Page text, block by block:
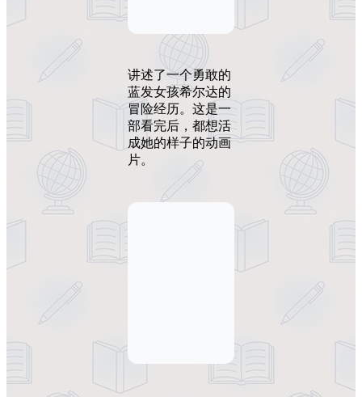
讲述了一个勇敢的
蓝发女孩希尔达的
冒险经历。这是一
部看完后，都想活
成她的样子的动画
片。